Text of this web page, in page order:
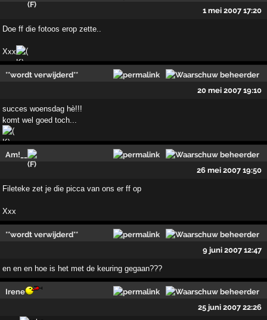
1 mei 2007 17:20
Doe ff die fotoos erop zette..
Xxx
**wordt verwijderd**
20 mei 2007 19:10
succes woensdag hè!!!
komt wel goed toch...
Am!__
26 mei 2007 19:50
Fileteke zet je die picca van ons er ff op
Xxx
**wordt verwijderd**
9 juni 2007 12:47
en en en hoe is het met de keuring gegaan???
Irene
25 juni 2007 22:26